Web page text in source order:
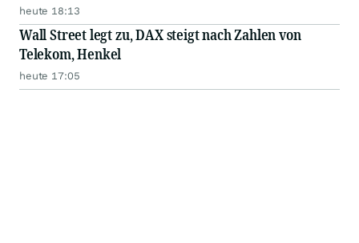
heute 18:13
Wall Street legt zu, DAX steigt nach Zahlen von
Telekom, Henkel
heute 17:05